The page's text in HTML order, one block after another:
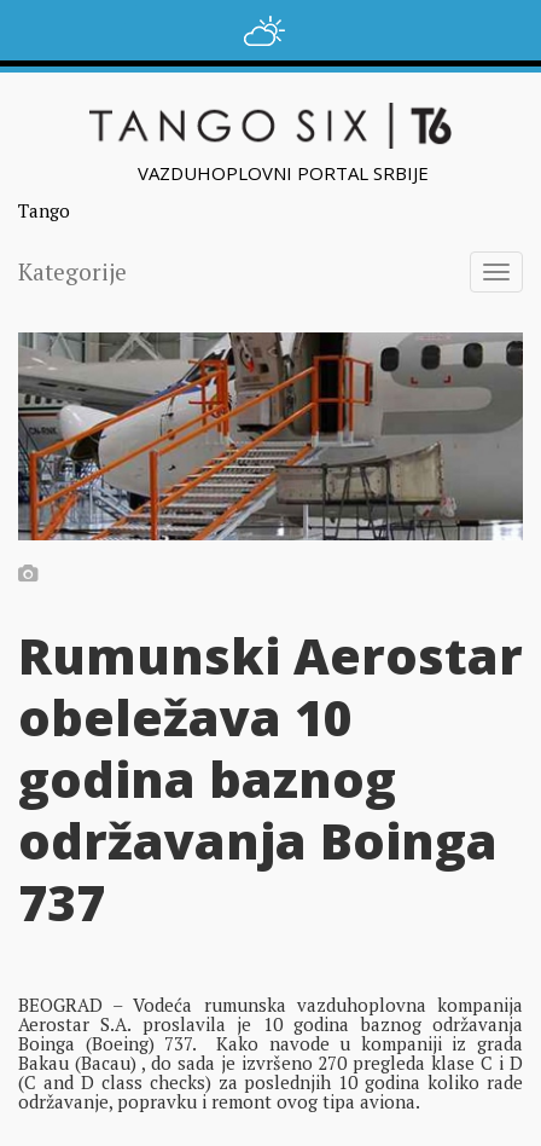
VAZDUHOPLOVNI PORTAL SRBIJE
Tango
Kategorije
Rumunski Aerostar
obeležava 10
godina baznog
održavanja Boinga
737
BEOGRAD – Vodeća rumunska vazduhoplovna kompanija
Aerostar S.A. proslavila je 10 godina baznog održavanja
Boinga (Boeing) 737. Kako navode u kompaniji iz grada
Bakau (Bacau) , do sada je izvršeno 270 pregleda klase C i D
(C and D class checks) za poslednjih 10 godina koliko rade
održavanje, popravku i remont ovog tipa aviona.